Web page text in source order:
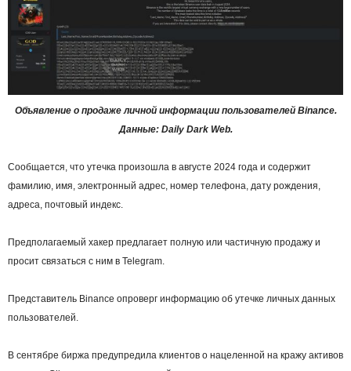
Объявление о продаже личной информации пользователей Binance.
Данные: Daily Dark Web.
Сообщается, что утечка произошла в августе 2024 года и содержит
фамилию, имя, электронный адрес, номер телефона, дату рождения,
адреса, почтовый индекс.
Предполагаемый хакер предлагает полную или частичную продажу и
просит связаться с ним в Telegram.
Представитель Binance опроверг информацию об утечке личных данных
пользователей.
В сентябре биржа предупредила клиентов о нацеленной на кражу активов